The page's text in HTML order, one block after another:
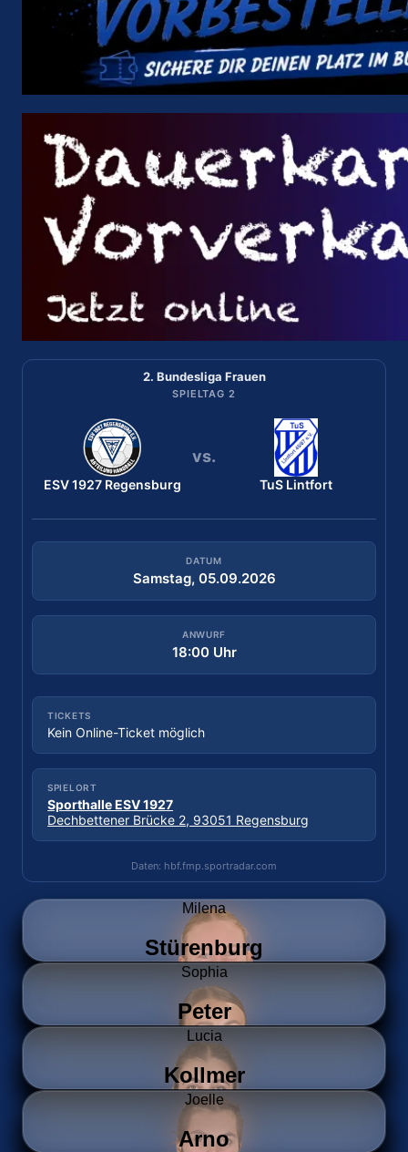
2. Bundesliga Frauen
SPIELTAG 1
Bergischer HC
vs.
ESV 1927 Regensburg
DATUM
Samstag, 29.08.2026
ANWURF
18:30 Uhr
Wittkuller Straße, 42719 Solingen
Daten: hbf.fmp.sportradar.com
2. Bundesliga Frauen
SPIELTAG 2
ESV 1927 Regensburg
vs.
TuS Lintfort
DATUM
Samstag, 05.09.2026
ANWURF
18:00 Uhr
TICKETS
Kein Online-Ticket möglich
SPIELORT
Sporthalle ESV 1927
Dechbettener Brücke 2, 93051 Regensburg
Daten: hbf.fmp.sportradar.com
Milena
Stürenburg
Sophia
Peter
Lucia
Kollmer
Joelle
Arno